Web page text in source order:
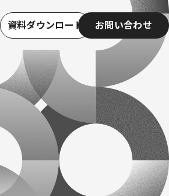
資料ダウンロード
資料ダウンロード
お問い合わせ
お問い合わせ